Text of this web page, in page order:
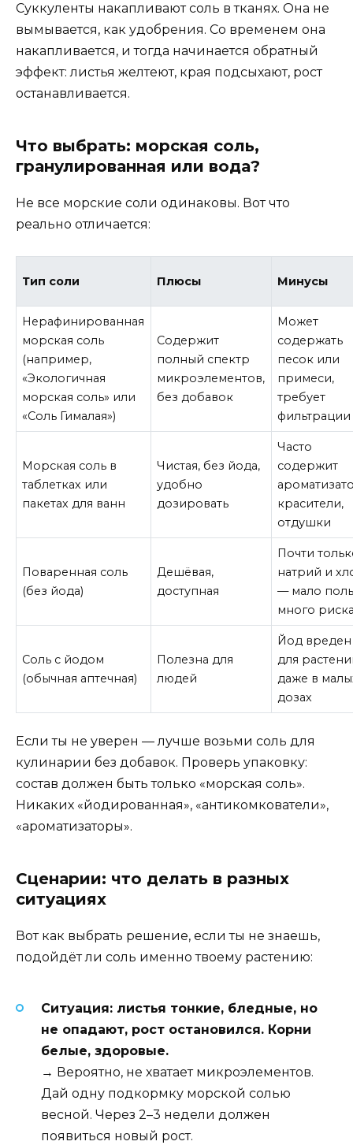
Суккуленты накапливают соль в тканях. Она не
вымывается, как удобрения. Со временем она
накапливается, и тогда начинается обратный
эффект: листья желтеют, края подсыхают, рост
останавливается.
Что выбрать: морская соль,
гранулированная или вода?
Не все морские соли одинаковы. Вот что
реально отличается:
Тип соли Плюсы Минусы
Нерафинированная
морская соль
(например,
«Экологичная
морская соль» или
«Соль Гималая»)
Содержит
полный спектр
микроэлементов,
без добавок
Может
содержать
песок или
примеси,
требует
фильтрации
Морская соль в
таблетках или
пакетах для ванн
Чистая, без йода,
удобно
дозировать
Часто
содержит
красители,
отдушки
Поваренная соль
(без йода)
Дешёвая,
доступная
Почти
натрий и
— мало
много
Соль с йодом
(обычная аптечная)
Полезна для
людей
Йод вреден
для
даже в
дозах
Если ты не уверен — лучше возьми соль для
кулинарии без добавок. Проверь упаковку:
состав должен быть только «морская соль».
Никаких «йодированная», «антикомкователи»,
«ароматизаторы».
Сценарии: что делать в разных
ситуациях
Вот как выбрать решение, если ты не знаешь,
подойдёт ли соль именно твоему растению:
Ситуация: листья тонкие, бледные, но
не опадают, рост остановился. Корни
белые, здоровые.
→ Вероятно, не хватает микроэлементов.
Дай одну подкормку морской солью
весной. Через 2–3 недели должен
появиться новый рост.